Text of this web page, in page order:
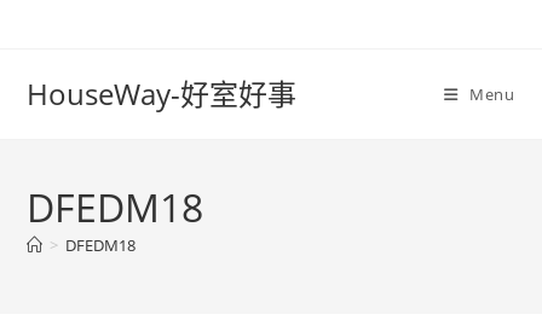
HouseWay-好室好事 Menu
DFEDM18
> DFEDM18